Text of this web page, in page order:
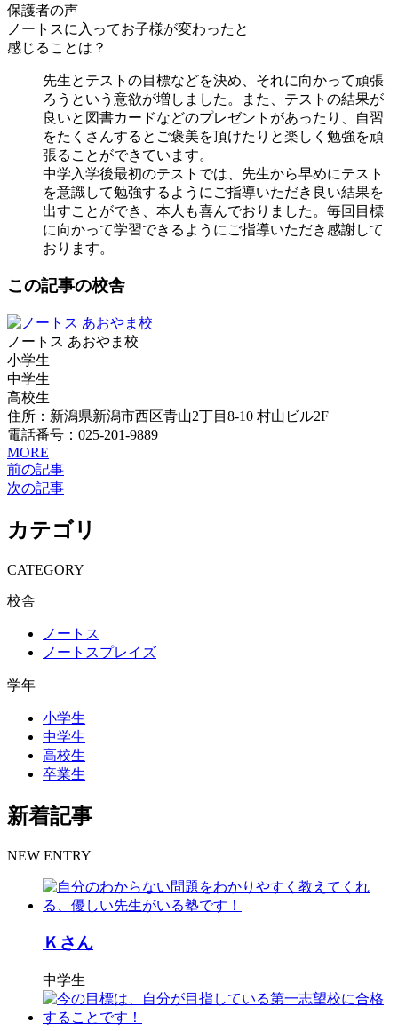
保護者の声
ノートスに入ってお子様が変わったと
感じることは？
先生とテストの目標などを決め、それに向かって頑張
ろうという意欲が増しました。また、テストの結果が
良いと図書カードなどのプレゼントがあったり、自習
をたくさんするとご褒美を頂けたりと楽しく勉強を頑
張ることができています。
中学入学後最初のテストでは、先生から早めにテスト
を意識して勉強するようにご指導いただき良い結果を
出すことができ、本人も喜んでおりました。毎回目標
に向かって学習できるようにご指導いただき感謝して
おります。
この記事の校舎
ノートス あおやま校
小学生
中学生
高校生
住所：新潟県新潟市西区青山2丁目8-10 村山ビル2F
電話番号：025-201-9889
MORE
前の記事
次の記事
カテゴリ
CATEGORY
校舎
ノートス
ノートスプレイズ
学年
小学生
中学生
高校生
卒業生
新着記事
NEW ENTRY
Ｋさん
中学生